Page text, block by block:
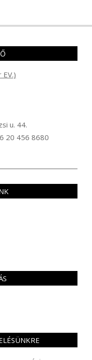
u. 44.
20 456 8680